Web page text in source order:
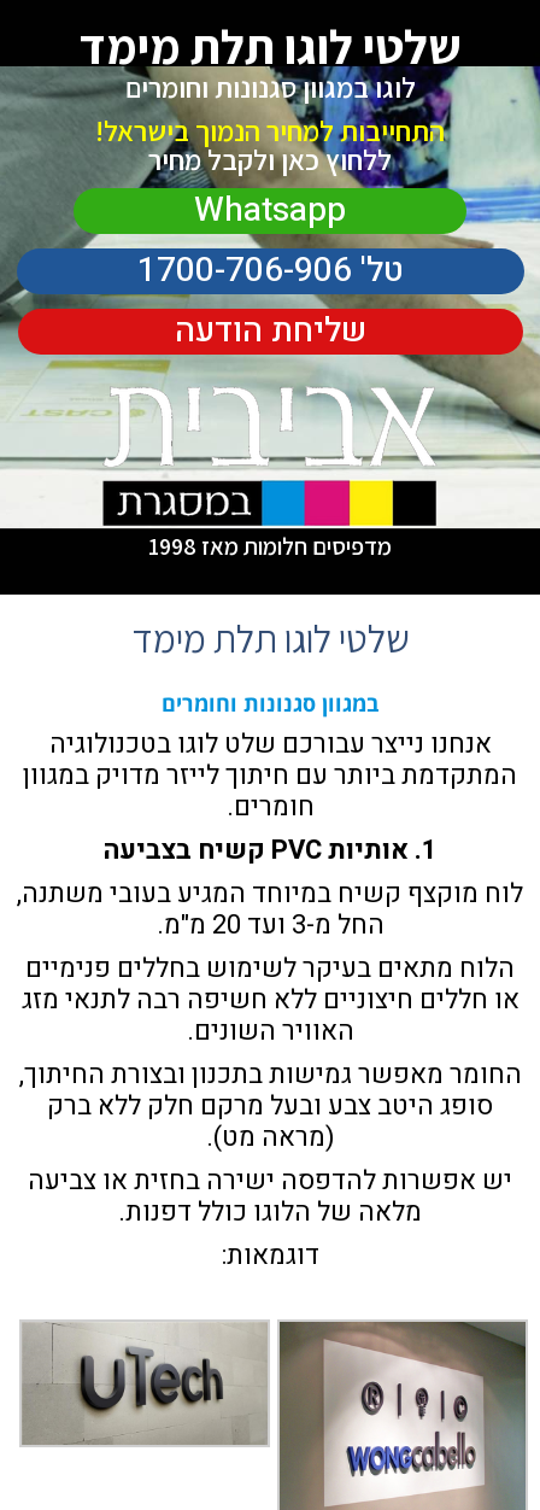
שלטי לוגו תלת מימד
לוגו במגוון סגנונות וחומרים
התחייבות למחיר הנמוך בישראל!
ללחוץ כאן ולקבל מחיר
Whatsapp
טל' 1700-706-906
שליחת הודעה
מדפיסים חלומות מאז 1998
שלטי לוגו תלת מימד
במגוון סגנונות וחומרים
אנחנו נייצר עבורכם שלט לוגו בטכנולוגיה
המתקדמת ביותר עם חיתוך לייזר מדויק במגוון
חומרים.
1. אותיות PVC קשיח בצביעה
לוח מוקצף קשיח במיוחד המגיע בעובי משתנה,
החל מ-3 ועד 20 מ"מ.
הלוח מתאים בעיקר לשימוש בחללים פנימיים
או חללים חיצוניים ללא חשיפה רבה לתנאי מזג
האוויר השונים.
החומר מאפשר גמישות בתכנון ובצורת החיתוך,
סופג היטב צבע ובעל מרקם חלק ללא ברק
(מראה מט).
יש אפשרות להדפסה ישירה בחזית או צביעה
מלאה של הלוגו כולל דפנות.
דוגמאות: